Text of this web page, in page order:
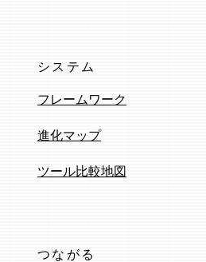
システム
フレームワーク
進化マップ
ツール比較地図
つながる